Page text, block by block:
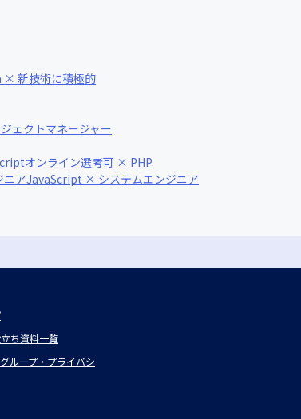
新技術に積極的
ェクトマネージャー
オンライン選考可 × PHP
ニアJavaScript × システムエンジニア
ち資料一覧
ループ・プライバシ